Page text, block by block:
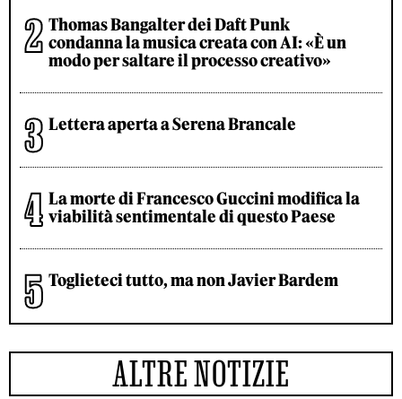
Thomas Bangalter dei Daft Punk
condanna la musica creata con AI: «È un
modo per saltare il processo creativo»
Lettera aperta a Serena Brancale
La morte di Francesco Guccini modifica la
viabilità sentimentale di questo Paese
Toglieteci tutto, ma non Javier Bardem
ALTRE NOTIZIE